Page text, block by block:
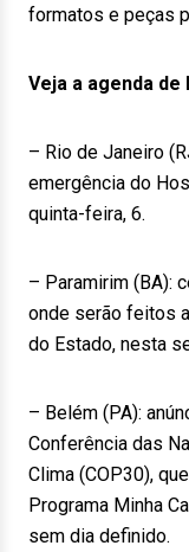
formatos e peças
Veja a agenda
– Rio de Janeiro
emergência do
quinta-feira, 6.
– Paramirim (BA):
onde serão feitos
do Estado, nesta
– Belém (PA):
Conferência das
Clima (COP30),
Programa Minha
sem dia definido.